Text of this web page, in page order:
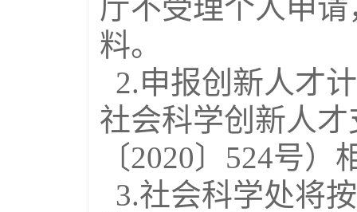
厅不受理个人申
料。
2.申报创新人才
社会科学创新人
〔2020〕524号
3.社会科学处将